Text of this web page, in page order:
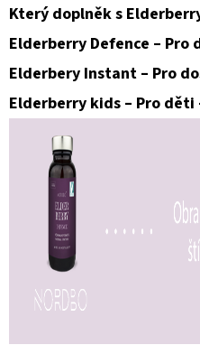
Který doplněk s
Elderberry Defence – Pro
Elderbery Instant – Pro
Elderberry kids – Pro